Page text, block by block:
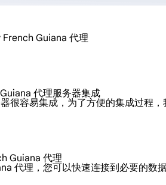
Guiana 代理
代理服务器集成
很容易集成，为了方便的集成过程
Guiana 代理
代理，您可以快速连接到必要的数